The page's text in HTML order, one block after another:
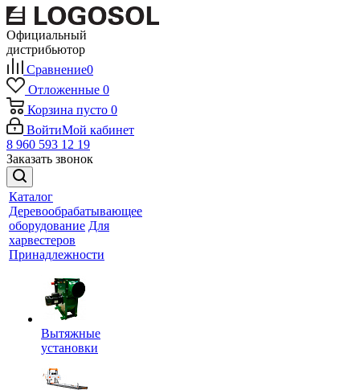
Официальный
дистрибьютор
Сравнение0
Отложенные 0
Корзина пусто 0
ВойтиМой кабинет
8 960 593 12 19
Заказать звонок
Каталог
Деревообрабатывающее
оборудование Для
харвестеров
Принадлежности
Вытяжные
установки